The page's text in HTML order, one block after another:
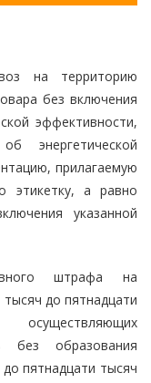
на территорию
без включения
эффективности,
энергетической
прилагаемую
этикетку, а равно
указанной
штрафа на
до пятнадцати
без образования
пятнадцати тысяч